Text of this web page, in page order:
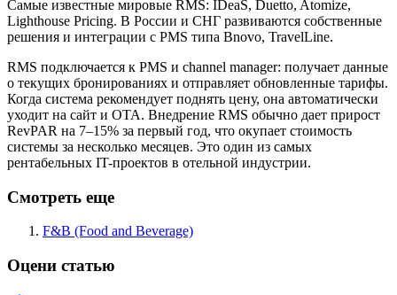
Самые известные мировые RMS: IDeaS, Duetto, Atomize,
Lighthouse Pricing. В России и СНГ развиваются собственные
решения и интеграции с PMS типа Bnovo, TravelLine.
RMS подключается к PMS и channel manager: получает данные
о текущих бронированиях и отправляет обновленные тарифы.
Когда система рекомендует поднять цену, она автоматически
уходит на сайт и OTA. Внедрение RMS обычно дает прирост
RevPAR на 7–15% за первый год, что окупает стоимость
системы за несколько месяцев. Это один из самых
рентабельных IT-проектов в отельной индустрии.
Смотреть еще
F&B (Food and Beverage)
Оцени статью